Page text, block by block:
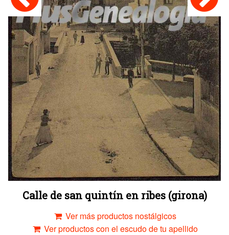
Calle de san quintín en ribes (girona)
Ver más productos nostálgicos
Ver productos con el escudo de tu apellido